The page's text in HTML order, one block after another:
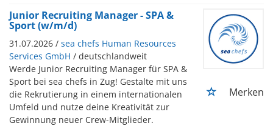
Junior Recruiting Manager - SPA &
Sport (w/m/d)
31.07.2026 / sea chefs Human Resources
Services GmbH / deutschlandweit
Werde Junior Recruiting Manager für SPA &
Sport bei sea chefs in Zug! Gestalte mit uns
die Rekrutierung in einem internationalen
Umfeld und nutze deine Kreativität zur
Gewinnung neuer Crew-Mitglieder.
Merken